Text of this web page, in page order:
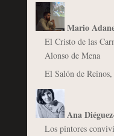
Mario
El Cristo de las
Alonso de Mena
El Salón de
Ana
Los pintores